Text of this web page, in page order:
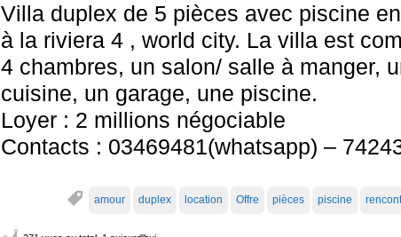
Villa duplex de 5 pièces avec piscine
à la riviera 4 , world city. La villa est
4 chambres, un salon/ salle à manger,
cuisine, un garage, une piscine.
Loyer : 2 millions négociable
Contacts : 03469481(whatsapp) –
amour duplex location Offre pièces piscine